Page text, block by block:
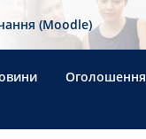
(Moodle)
Оголошення